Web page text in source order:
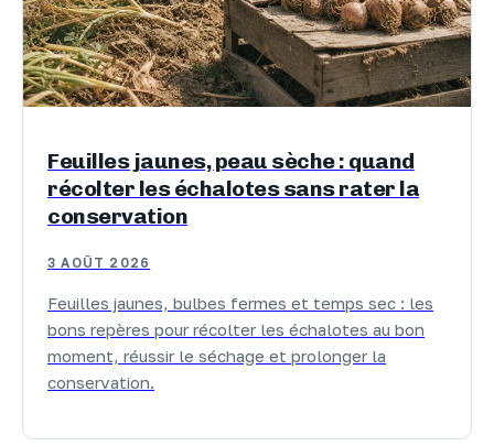
Feuilles jaunes, peau sèche : quand
récolter les échalotes sans rater la
conservation
3 AOÛT 2026
Feuilles jaunes, bulbes fermes et temps sec : les
bons repères pour récolter les échalotes au bon
moment, réussir le séchage et prolonger la
conservation.